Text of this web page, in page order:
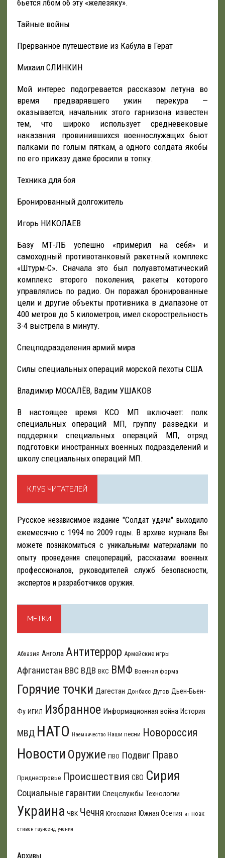
бьется лбом об эту «железяку».
Тайные войны
Прерванное путешествие из Кабула в Герат
Михаил СЛИНКИН
Мой интерес подогревается рассказом летуна во
время предварявшего ужин перекура —
оказывается, начальник этого гарнизона известен
тем, что широко использует средневековые
наказания: провинившихся военнослужащих бьют
палками по голым пяткам, а одного солдата якобы
по его приказу даже бросили в топку.
Техника для боя
Бронированный долгожитель
Игорь НИКОЛАЕВ
Базу МТ-ЛБ успешно «примерил на себя» и
самоходный противотанковый ракетный комплекс
«Штурм-С». Сначала это был полуавтоматический
комплекс второго поколения, ракеты которого
управлялись по радио. Он поражал бронированные
цели и другие объекты противника в диапазоне от
400 метров до 5 километров, имел скорострельность
3-4 выстрела в минуту.
Спецподразделения армий мира
Силы специальных операций морской пехоты США
Владимир МОСАЛЁВ, Вадим УШАКОВ
В настоящее время КСО МП включает: полк
специальных операций МП, группу разведки и
поддержки специальных операций МП, отряд
подготовки иностранных военных подразделений и
школу специальных операций МП.
КЛУБ ЧИТАТЕЛЕЙ
Русское независимое издание "Солдат удачи" выходило
ежемесячно с 1994 по 2009 годы. В архиве журнала Вы
можете познакомиться с уникальными материалами по
опыту проведения спецопераций, рассказами военных
профессионалов, руководителей служб безопасности,
экспертов и разработчиков оружия.
МЕТКИ
Абхазия Ангола Антитеррор Армейские игры
Афганистан ВВС ВДВ ВКС ВМФ Военная форма
Горячие точки Дагестан Донбасс Дутов Дьен-Бьен-
Фу ИГИЛ Избранное Информационная война История
МВД НАТО Наемничество Наши песни Новороссия
Новости Оружие ПВО Подвиг Право
Приднестровье Происшествия СВО Сирия
Социальные гарантии Спецслужбы Технологии
Украина ЧВК Чечня Югославия Южная Осетия иг ноак
стивен таунсенд учения
Архивы